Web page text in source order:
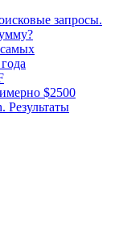
запросы.
$2500
Результаты